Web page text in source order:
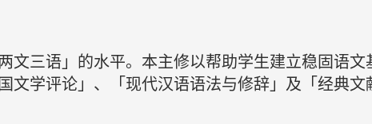
文三语」的水平。本主修以帮助学生建立稳固语文
文学评论」、「现代汉语语法与修辞」及「经典文